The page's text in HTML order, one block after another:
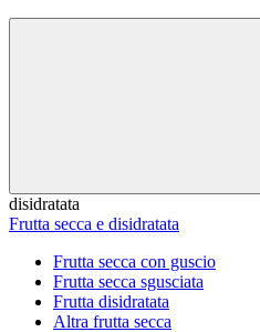
disidratata
Frutta secca e disidratata
Frutta secca con guscio
Frutta secca sgusciata
Frutta disidratata
Altra frutta secca